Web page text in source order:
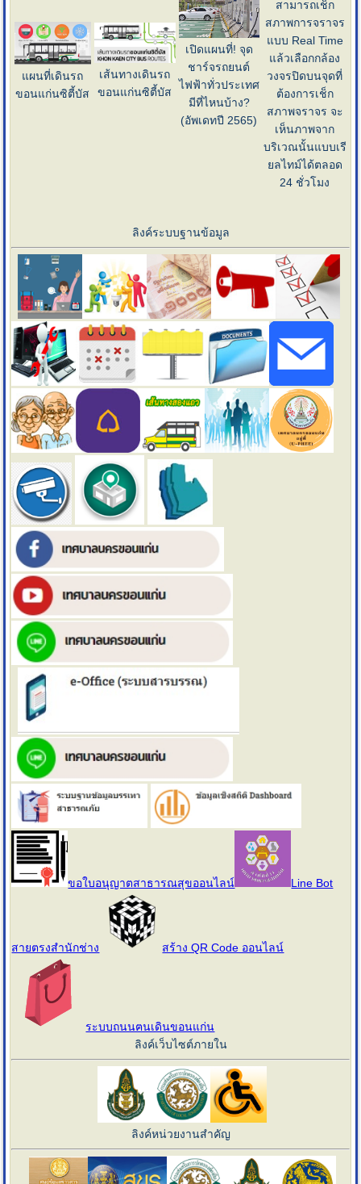
แผนที่เดินรถ
ขอนแก่นซิตี้บัส
เส้นทางเดินรถ
ขอนแก่นซิตี้บัส
เปิดแผนที่! จุด
ชาร์จรถยนต์
ไฟฟ้าทั่วประเทศ
มีที่ไหนบ้าง?
(อัพเดทปี 2565)
สามารถเช็ก
สภาพการจราจร
แบบ Real Time
แล้วเลือกกล้อง
วงจรปิดบนจุดที่
ต้องการเช็ก
สภาพจราจร จะ
เห็นภาพจาก
บริเวณนั้นแบบเรี
ยลไทม์ได้ตลอด
24 ชั่วโมง
ลิงค์ระบบฐานข้อมูล
ขอใบอนุญาตสาธารณสุขออนไลน์ Line Bot
สายตรงสำนักช่าง สร้าง QR Code ออนไลน์
ระบบถนนฅนเดินขอนแก่น
ลิงค์เว็บไซต์ภายใน
ลิงค์หน่วยงานสำคัญ